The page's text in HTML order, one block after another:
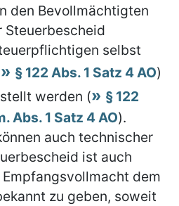
den Bevollmächtigten
Steuerbescheid
selbst
§ 122 Abs. 1 Satz 4 AO)
werden (
§ 122
Abs. 1 Satz 4 AO).
auch technischer
ist auch
dem
zu geben, soweit